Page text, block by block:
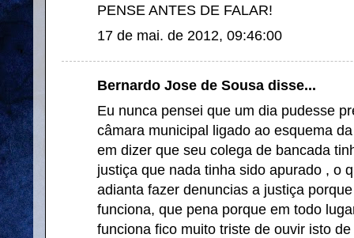
PENSE ANTES DE FALAR!
17 de mai. de 2012, 09:46:00
Bernardo Jose de Sousa disse...
Eu nunca pensei que um dia pudesse
câmara municipal ligado ao esquema
em dizer que seu colega de bancada
justiça que nada tinha sido apurado , o
adianta fazer denuncias a justiça
funciona, que pena porque em todo
funciona fico muito triste de ouvir isto